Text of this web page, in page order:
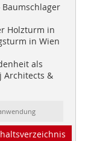
Baumschlager
Holzturm in
in Wien
als
Architects &